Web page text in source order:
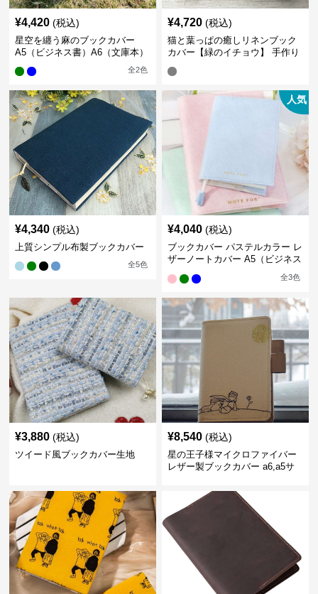
¥4,420 (税込)
星空を纏う麻のブックカバー
A5（ビジネス書）A6（文庫本）
全2色
¥4,720 (税込)
猫と葉っぱの癒しリネンブック
カバー【緑のイチョウ】 手作り
¥4,340 (税込)
上質シンプル布製ブックカバー
全5色
人気
¥4,040 (税込)
ブックカバー パステルカラー レ
ザーノートカバー A5（ビジネス
全3色
¥3,880 (税込)
ツイード風ブックカバー生地
¥8,540 (税込)
星の王子様マイクロファイバー
レザー製ブックカバー a6,a5サ